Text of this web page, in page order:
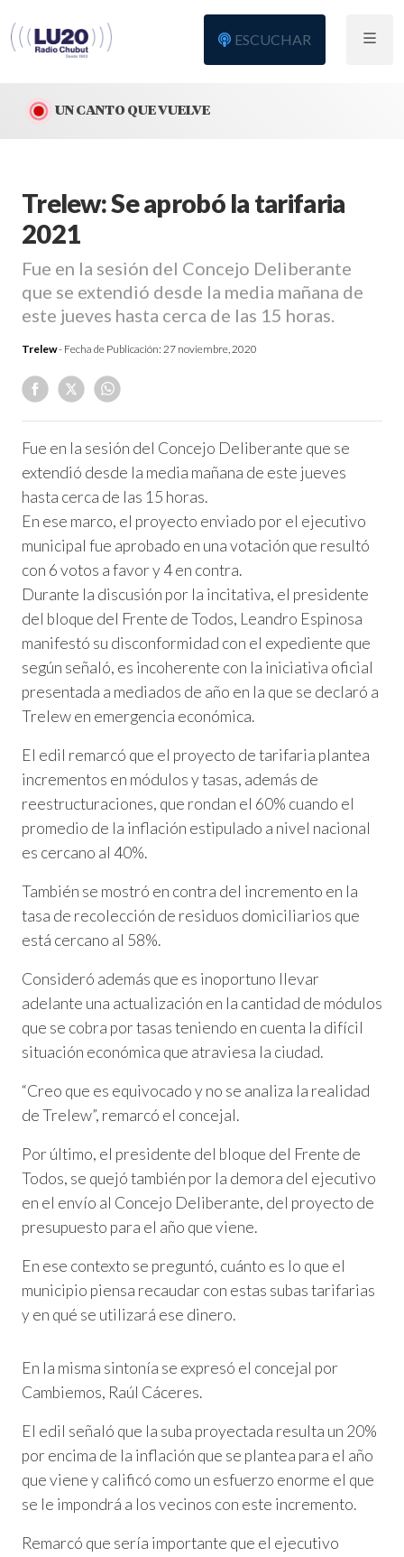
ESCUCHAR
UN CANTO QUE VUELVE
Trelew: Se aprobó la tarifaria
2021
Fue en la sesión del Concejo Deliberante
que se extendió desde la media mañana de
este jueves hasta cerca de las 15 horas.
Trelew- Fecha de Publicación: 27 noviembre, 2020
Fue en la sesión del Concejo Deliberante que se
extendió desde la media mañana de este jueves
hasta cerca de las 15 horas.
En ese marco, el proyecto enviado por el ejecutivo
municipal fue aprobado en una votación que resultó
con 6 votos a favor y 4 en contra.
Durante la discusión por la incitativa, el presidente
del bloque del Frente de Todos, Leandro Espinosa
manifestó su disconformidad con el expediente que
según señaló, es incoherente con la iniciativa oficial
presentada a mediados de año en la que se declaró a
Trelew en emergencia económica.
El edil remarcó que el proyecto de tarifaria plantea
incrementos en módulos y tasas, además de
reestructuraciones, que rondan el 60% cuando el
promedio de la inflación estipulado a nivel nacional
es cercano al 40%.
También se mostró en contra del incremento en la
tasa de recolección de residuos domiciliarios que
está cercano al 58%.
Consideró además que es inoportuno llevar
adelante una actualización en la cantidad de módulos
que se cobra por tasas teniendo en cuenta la difícil
situación económica que atraviesa la ciudad.
“Creo que es equivocado y no se analiza la realidad
de Trelew”, remarcó el concejal.
Por último, el presidente del bloque del Frente de
Todos, se quejó también por la demora del ejecutivo
en el envío al Concejo Deliberante, del proyecto de
presupuesto para el año que viene.
En ese contexto se preguntó, cuánto es lo que el
municipio piensa recaudar con estas subas tarifarias
y en qué se utilizará ese dinero.
En la misma sintonía se expresó el concejal por
Cambiemos, Raúl Cáceres.
El edil señaló que la suba proyectada resulta un 20%
por encima de la inflación que se plantea para el año
que viene y calificó como un esfuerzo enorme el que
se le impondrá a los vecinos con este incremento.
Remarcó que sería importante que el ejecutivo